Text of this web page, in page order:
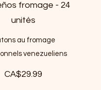
fromage - 24
unités
au fromage
venezueliens
CA$29.99